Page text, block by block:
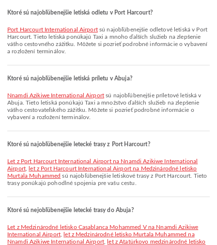
Ktoré sú najobľúbenejšie letiská odletu v Port Harcourt?
Port Harcourt International Airportsú najobľúbenejšie odletové letiská v Port
Harcourt. Tieto letiská ponúkajú Taxi a mnoho ďalších služieb na zlepšenie
vášho cestovného zážitku. Môžete si pozrieť podrobné informácie o vybavení
a rozložení terminálov.
Ktoré sú najobľúbenejšie letiská príletu v Abuja?
Nnamdi Azikiwe International Airport sú najobľúbenejšie príletové letiská v
Abuja. Tieto letiská ponúkajú Taxi a množstvo ďalších služieb na zlepšenie
vášho cestovateľského zážitku. Môžete si pozrieť podrobné informácie o
vybavení a rozložení terminálov.
Ktoré sú najobľúbenejšie letecké trasy z Port Harcourt?
let z Port Harcourt International Airport na Nnamdi Azikiwe International
Airport,
let z Port Harcourt International Airport na Medzinárodné letisko
Murtala Muhammed sú najobľúbenejšie letiskové trasy z Port Harcourt. Tieto
trasy ponúkajú pohodlné spojenia pre vašu cestu.
Ktoré sú nejobľúbenejšie letecké trasy do Abuja?
let z Medzinárodné letisko Casablanca Mohammed V na Nnamdi Azikiwe
International Airport,
let z Medzinárodné letisko Murtala Muhammed na
Nnamdi Azikiwe International Airport
let z Atatürkovo medzinárodné letisko